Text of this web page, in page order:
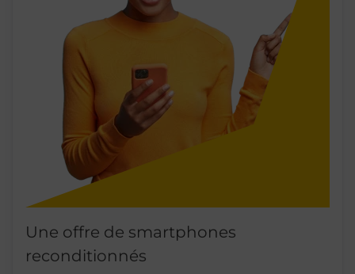
Une offre de smartphones
reconditionnés